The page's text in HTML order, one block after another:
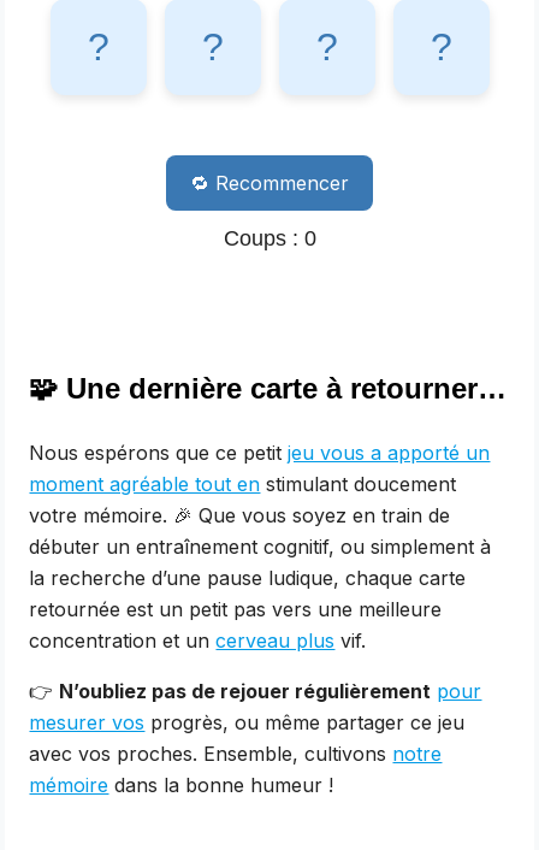
🔁 Recommencer
Coups : 0
🧩 Une dernière carte à retourner…
Nous espérons que ce petitjeu vous a apporté un
moment agréable tout en stimulant doucement
votre mémoire. 🎉 Que vous soyez en train de
débuter un entraînement cognitif, ou simplement à
la recherche d’une pause ludique, chaque carte
retournée est un petit pas vers une meilleure
concentration et uncerveau plus vif.
👉 N’oubliez pas de rejouer régulièrement pour
mesurer vos progrès, ou même partager ce jeu
avec vos proches. Ensemble, cultivons notre
mémoire dans la bonne humeur !